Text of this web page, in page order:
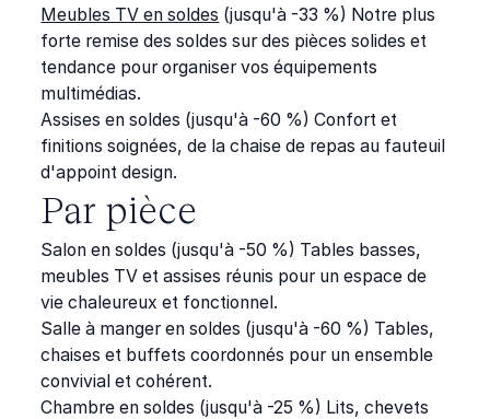
Meubles TV en soldes (jusqu'à -33 %) Notre plus
forte remise des soldes sur des pièces solides et
tendance pour organiser vos équipements
multimédias.
Assises en soldes (jusqu'à -60 %) Confort et
finitions soignées, de la chaise de repas au fauteuil
d'appoint design.
Par pièce
Salon en soldes (jusqu'à -50 %) Tables basses,
meubles TV et assises réunis pour un espace de
vie chaleureux et fonctionnel.
Salle à manger en soldes (jusqu'à -60 %) Tables,
chaises et buffets coordonnés pour un ensemble
convivial et cohérent.
Chambre en soldes (jusqu'à -25 %) Lits, chevets